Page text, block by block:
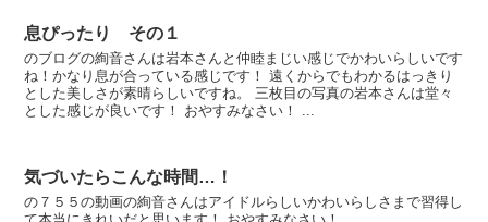
息ぴったり その１
のブログの絢音さんは岩本さんと仲睦まじい感じでかわいらしいです
ね！かなり息が合っている感じです！ 遠くからでもわかるはっきり
とした美しさが素晴らしいですね。 三枚目の写真の岩本さんは堂々
とした感じが良いです！ おやすみなさい！ ...
気づいたらこんな時間…！
の７５５の動画の絢音さんはアイドルらしいかわいらしさまで習得し